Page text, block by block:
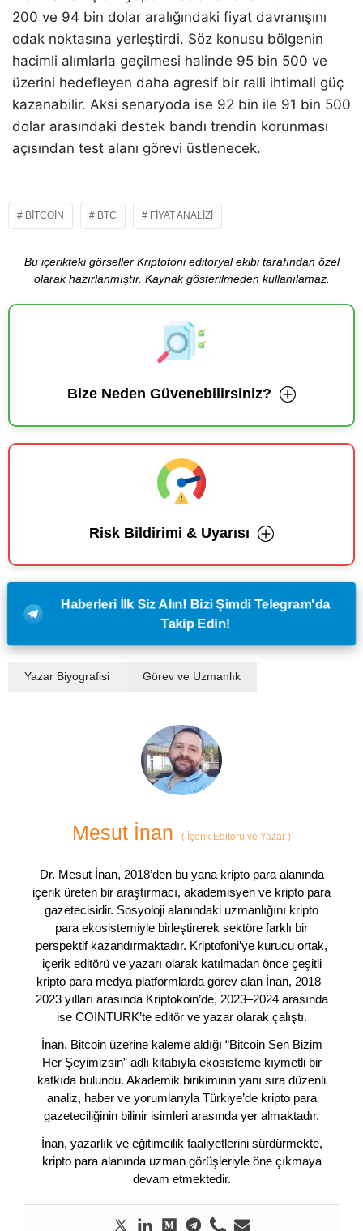
200 ve 94 bin dolar aralığındaki fiyat davranışını
odak noktasına yerleştirdi. Söz konusu bölgenin
hacimli alımlarla geçilmesi halinde 95 bin 500 ve
üzerini hedefleyen daha agresif bir ralli ihtimali güç
kazanabilir. Aksi senaryoda ise 92 bin ile 91 bin 500
dolar arasındaki destek bandı trendin korunması
açısından test alanı görevi üstlenecek.
BITCOIN BTC FIYAT ANALIZI
Bu içerikteki görseller Kriptofoni editoryal ekibi tarafından özel
olarak hazırlanmıştır. Kaynak gösterilmeden kullanılamaz.
Bize Neden Güvenebilirsiniz?
Risk Bildirimi & Uyarısı
Haberleri İlk Siz Alın! Bizi Şimdi Telegram'da
Takip Edin!
Yazar Biyografisi Görev ve Uzmanlık
Mesut İnan ( İçerik Editörü ve Yazar )
Dr. Mesut İnan, 2018’den bu yana kripto para alanında
içerik üreten bir araştırmacı, akademisyen ve kripto para
gazetecisidir. Sosyoloji alanındaki uzmanlığını kripto
para ekosistemiyle birleştirerek sektöre farklı bir
perspektif kazandırmaktadır. Kriptofoni’ye kurucu ortak,
içerik editörü ve yazarı olarak katılmadan önce çeşitli
kripto para medya platformlarda görev alan İnan, 2018–
2023 yılları arasında Kriptokoin’de, 2023–2024 arasında
ise COINTURK’te editör ve yazar olarak çalıştı.
İnan, Bitcoin üzerine kaleme aldığı “Bitcoin Sen Bizim
Her Şeyimizsin” adlı kitabıyla ekosisteme kıymetli bir
katkıda bulundu. Akademik birikiminin yanı sıra düzenli
analiz, haber ve yorumlarıyla Türkiye’de kripto para
gazeteciliğinin bilinir isimleri arasında yer almaktadır.
İnan, yazarlık ve eğitimcilik faaliyetlerini sürdürmekte,
kripto para alanında uzman görüşleriyle öne çıkmaya
devam etmektedir.